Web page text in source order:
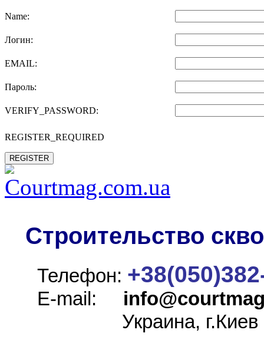
Name:
Логин:
EMAIL:
Пароль:
VERIFY_PASSWORD:
REGISTER_REQUIRED
REGISTER
Строительство
Телефон:
E-mail: info@
Украина, г.Киев